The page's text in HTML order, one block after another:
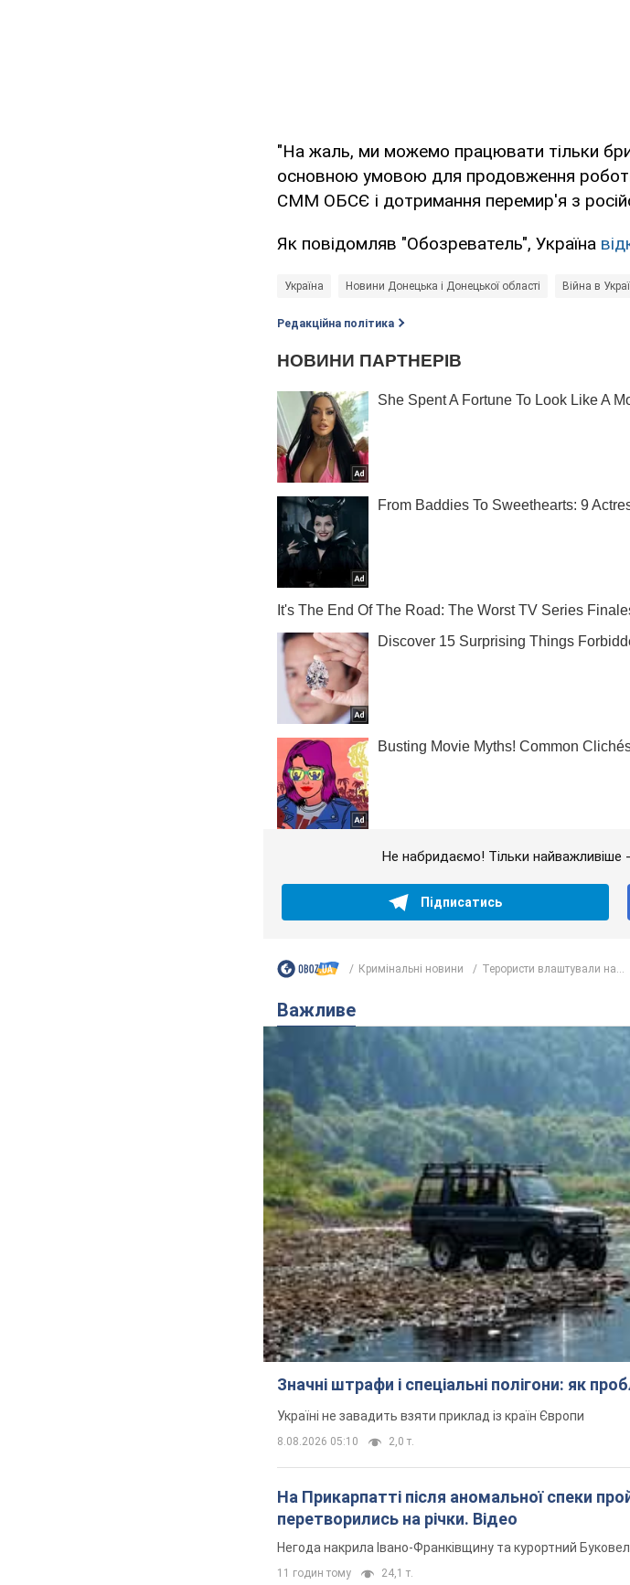
"На жаль, ми можемо працювати тільки
основною умовою для продовження
СММ ОБСЄ і дотримання перемир'я з
Як повідомляв "Обозреватель", Україна
Україна Новини Донецька і Донецької області Війна в
Редакційна політика
Не набридаємо! Тільки найважливіше
Підписатись
Кримінальні новини Терористи влаштували на...
Важливе
Значні штрафи і спеціальні полігони: як
Україні не завадить взяти приклад із країн Європи
8.08.2026 05:10 2,0 т.
На Прикарпатті після аномальної спеки
перетворились на річки. Відео
Негода накрила Івано-Франківщину та курортний
11 годин тому 24,1 т.